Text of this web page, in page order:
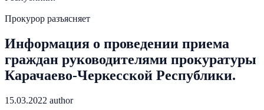
Прокурор разъясняет
Информация о проведении приема
граждан руководителями прокуратуры
Карачаево-Черкесской Республики.
15.03.2022 author